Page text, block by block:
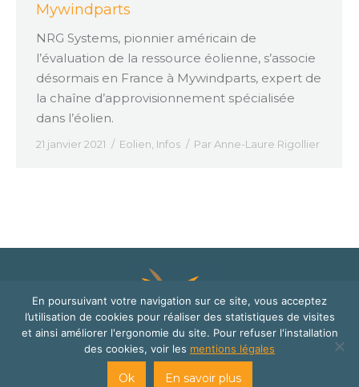
Mywindparts
NRG Systems, pionnier américain de
l’évaluation de la ressource éolienne, s’associe
désormais en France à Mywindparts, expert de
la chaîne d’approvisionnement spécialisée
dans l’éolien.
21 janvier 2021 Eolien Infos Par Anne-Laure Rigollier
© Mywindparts 2016
site internet créé parCats Eye Design | Agence web Aveyron
En poursuivant votre navigation sur ce site, vous acceptez
l’utilisation de cookies pour réaliser des statistiques de visites
et ainsi améliorer l'ergonomie du site. Pour refuser l'installation
des cookies, voir les mentions légales
Ok En savoir plus